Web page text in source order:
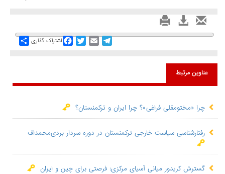
Share اشتراک گذاری
FacebookTwitterEmail
Telegram
عناوین مرتبط
چرا «مختومقلی فراغی»؟ چرا ایران و ترکمنستان؟
رفتارشناسی سیاست خارجی ترکمنستان در دوره سردار بردی‌محمداف
گسترش کریدور میانی آسیای مرکزی: فرصتی برای چین و ایران